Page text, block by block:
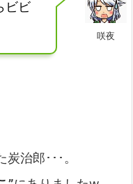
咲夜
ビビ
治郎･･･。